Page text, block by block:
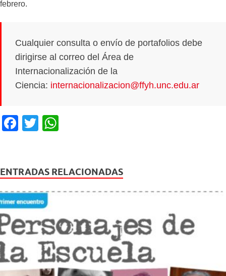
febrero.
Cualquier consulta o envío de portafolios debe
dirigirse al correo del Área de
Internacionalización de la
Ciencia: internacionalizacion@ffyh.unc.edu.ar
F
e
b
o
o
k
T
er s
A
p
ENTRADAS RELACIONADAS